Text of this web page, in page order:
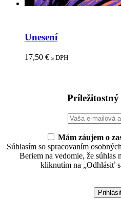
Unesení
17,50 € s DPH
Príležitostný
Mám záujem o
Súhlasím so spracovaním
Beriem na vedomie, že
kliknutím na „Odhlásiť